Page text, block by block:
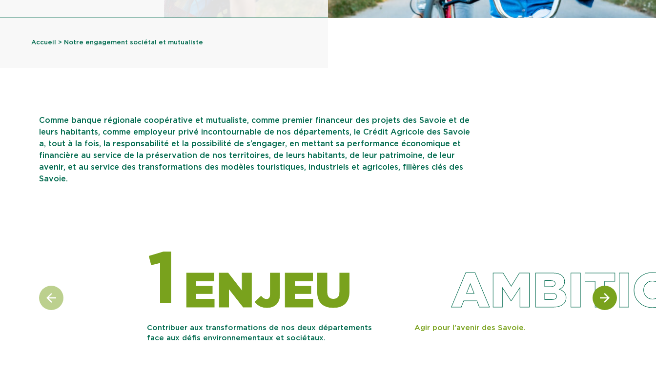
Accueil > Notre engagement sociétal et mutualiste
Comme banque régionale coopérative et mutualiste, comme premier financeur des projets des Savoie et de
leurs habitants, comme employeur privé incontournable de nos départements, le Crédit Agricole des Savoie
a, tout à la fois, la responsabilité et la possibilité de s’engager, en mettant sa performance économique et
financière au service de la préservation de nos territoires, de leurs habitants, de leur patrimoine, de leur
avenir, et au service des transformations des modèles touristiques, industriels et agricoles, filières clés des
Savoie.
1 ENJEU
Contribuer aux transformations de nos deux départements
face aux défis environnementaux et sociétaux.
Agir pour l’avenir des Savoie.